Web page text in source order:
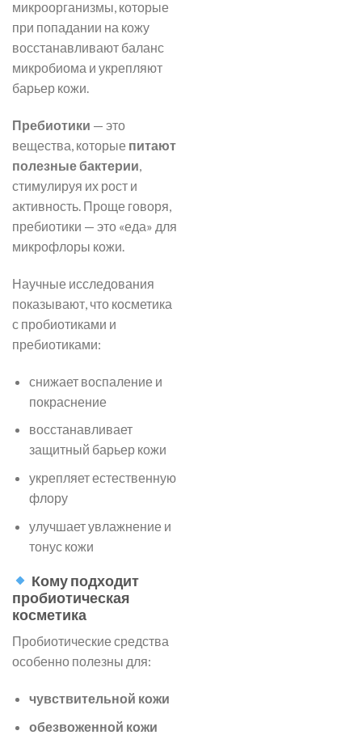
микроорганизмы, которые
при попадании на кожу
восстанавливают баланс
микробиома и укрепляют
барьер кожи.
Пребиотики — это
вещества, которые питают
полезные бактерии,
стимулируя их рост и
активность. Проще говоря,
пребиотики — это «еда» для
микрофлоры кожи.
Научные исследования
показывают, что косметика
с пробиотиками и
пребиотиками:
снижает воспаление и
покраснение
восстанавливает
защитный барьер кожи
укрепляет естественную
флору
улучшает увлажнение и
тонус кожи
Кому подходит
пробиотическая
косметика
Пробиотические средства
особенно полезны для:
чувствительной кожи
обезвоженной кожи